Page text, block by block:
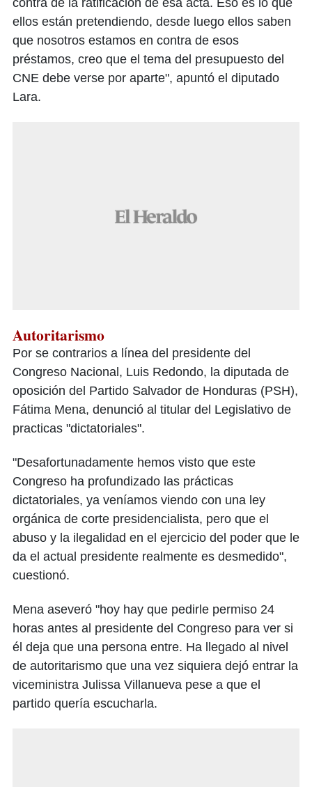
contra de la ratificación de esa acta. Eso es lo que
ellos están pretendiendo, desde luego ellos saben
que nosotros estamos en contra de esos
préstamos, creo que el tema del presupuesto del
CNE debe verse por aparte", apuntó el diputado
Lara.
Autoritarismo
Por se contrarios a línea del presidente del
Congreso Nacional, Luis Redondo, la diputada de
oposición del Partido Salvador de Honduras (PSH),
Fátima Mena, denunció al titular del Legislativo de
practicas "dictatoriales".
"Desafortunadamente hemos visto que este
Congreso ha profundizado las prácticas
dictatoriales, ya veníamos viendo con una ley
orgánica de corte presidencialista, pero que el
abuso y la ilegalidad en el ejercicio del poder que le
da el actual presidente realmente es desmedido",
cuestionó.
Mena aseveró "hoy hay que pedirle permiso 24
horas antes al presidente del Congreso para ver si
él deja que una persona entre. Ha llegado al nivel
de autoritarismo que una vez siquiera dejó entrar la
viceministra Julissa Villanueva pese a que el
partido quería escucharla.